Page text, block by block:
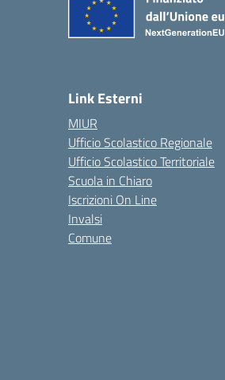
Link Esterni
MIUR
Ufficio Scolastico Regionale
Ufficio Scolastico Territoriale
Scuola in Chiaro
Iscrizioni On Line
Invalsi
Comune